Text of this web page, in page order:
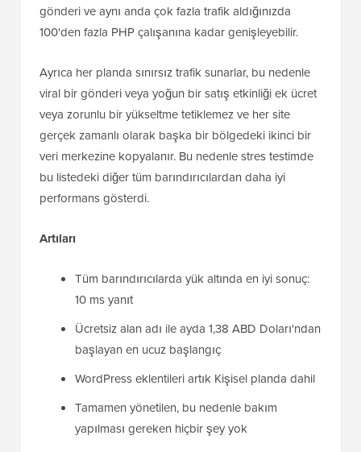
gönderi ve aynı anda çok fazla trafik aldığınızda
100'den fazla PHP çalışanına kadar genişleyebilir.
Ayrıca her planda sınırsız trafik sunarlar, bu nedenle
viral bir gönderi veya yoğun bir satış etkinliği ek ücret
veya zorunlu bir yükseltme tetiklemez ve her site
gerçek zamanlı olarak başka bir bölgedeki ikinci bir
veri merkezine kopyalanır. Bu nedenle stres testimde
bu listedeki diğer tüm barındırıcılardan daha iyi
performans gösterdi.
Artıları
Tüm barındırıcılarda yük altında en iyi sonuç:
10 ms yanıt
Ücretsiz alan adı ile ayda 1,38 ABD Doları'ndan
başlayan en ucuz başlangıç
WordPress eklentileri artık Kişisel planda dahil
Tamamen yönetilen, bu nedenle bakım
yapılması gereken hiçbir şey yok